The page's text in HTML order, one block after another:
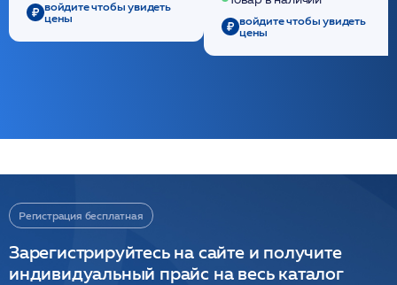
войдите чтобы увидеть
цены
войдите чтобы увидеть
цены
Регистрация бесплатная
Зарегистрируйтесь на сайте и получите
индивидуальный прайс на весь каталог